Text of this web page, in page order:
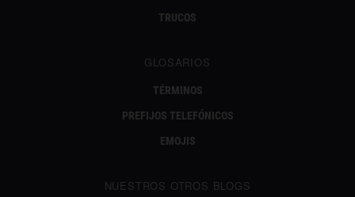
TRUCOS
GLOSARIOS
TÉRMINOS
PREFIJOS TELEFÓNICOS
EMOJIS
NUESTROS OTROS BLOGS